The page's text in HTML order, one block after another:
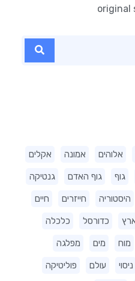
אלוהים אמונה אקלים
גוף גוף האדם גנטיקה
היסטוריה חייזרים חיים
כדורסל כלכלה
מוח מים מפלגה
ניסוי עולם פוליטיקה